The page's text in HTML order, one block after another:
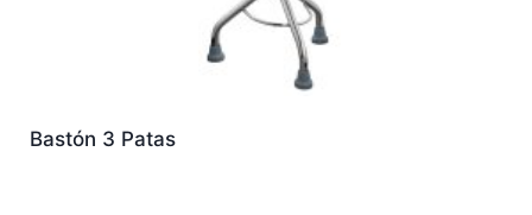
Bastón 3 Patas